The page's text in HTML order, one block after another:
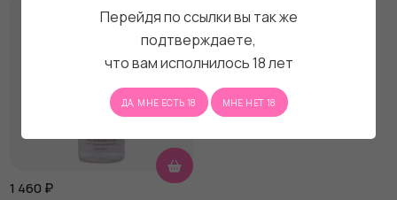
1 460 ₽
Перейдя по ссылки вы так же
подтверждаете,
что вам исполнилось 18 лет
ДА, МНЕ ЕСТЬ 18 МНЕ НЕТ 18